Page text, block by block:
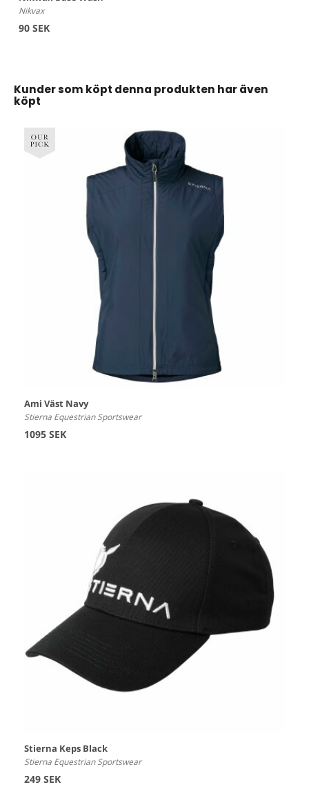
Nikvax
90 SEK
Kunder som köpt denna produkten har även
köpt
Ami Väst Navy
Stierna Equestrian Sportswear
1095 SEK
Stierna Keps Black
Stierna Equestrian Sportswear
249 SEK